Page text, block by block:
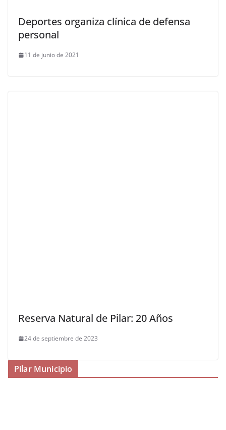
Deportes organiza clínica de defensa
personal
11 de junio de 2021
Reserva Natural de Pilar: 20 Años
24 de septiembre de 2023
Pilar Municipio